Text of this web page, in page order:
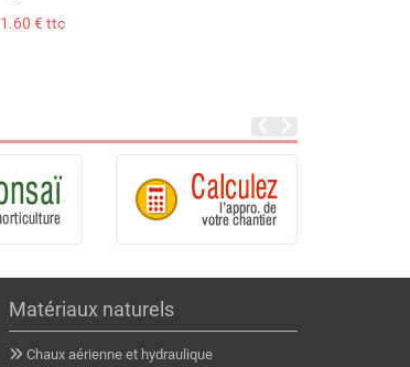
1.60 € ttc
Matériaux naturels
Chaux aérienne et hydraulique